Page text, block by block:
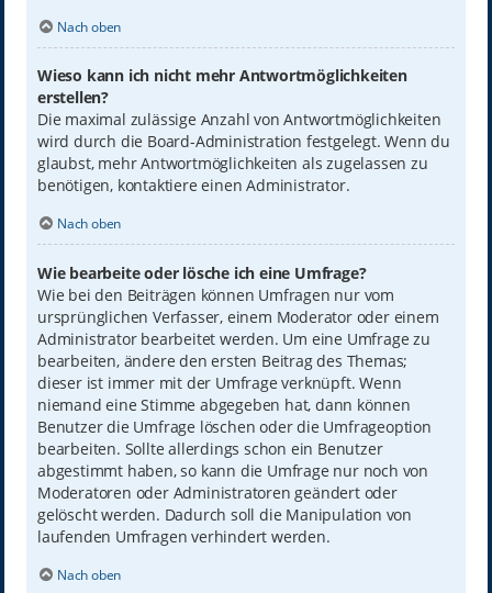
Nach oben
Wieso kann ich nicht mehr Antwortmöglichkeiten
erstellen?
Die maximal zulässige Anzahl von Antwortmöglichkeiten
wird durch die Board-Administration festgelegt. Wenn du
glaubst, mehr Antwortmöglichkeiten als zugelassen zu
benötigen, kontaktiere einen Administrator.
Nach oben
Wie bearbeite oder lösche ich eine Umfrage?
Wie bei den Beiträgen können Umfragen nur vom
ursprünglichen Verfasser, einem Moderator oder einem
Administrator bearbeitet werden. Um eine Umfrage zu
bearbeiten, ändere den ersten Beitrag des Themas;
dieser ist immer mit der Umfrage verknüpft. Wenn
niemand eine Stimme abgegeben hat, dann können
Benutzer die Umfrage löschen oder die Umfrageoption
bearbeiten. Sollte allerdings schon ein Benutzer
abgestimmt haben, so kann die Umfrage nur noch von
Moderatoren oder Administratoren geändert oder
gelöscht werden. Dadurch soll die Manipulation von
laufenden Umfragen verhindert werden.
Nach oben